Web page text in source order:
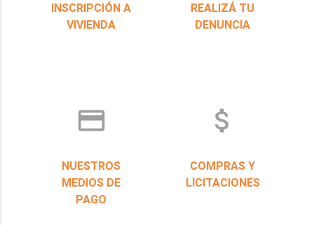
INSCRIPCIÓN A
VIVIENDA
REALIZÁ TU
DENUNCIA
credit_card
NUESTROS
MEDIOS DE
PAGO
attach_money
COMPRAS Y
LICITACIONES